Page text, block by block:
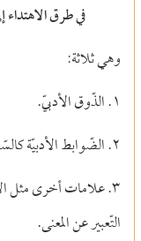
في طرق الاهتداء
وهي ثلاثة:
١. الذّوق الأدبيّ.
٢. الضّوابط الأدبيّة كالسّجع والموازنة.
٣. علامات أخرى مثل
التّعبير عن المعنى.